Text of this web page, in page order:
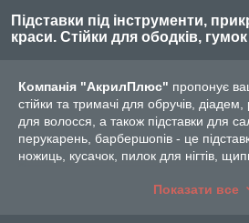
Підставки під інструменти,
краси. Стійки для ободків,
Компанія "АкрилПлюс" пропонує
стійки та тримачі для обручів,
для волосся, а також підставки для
перукарень, барбершопів - це
ножиць, кусачок, пилок для нігтів,
так і для декількох, від 5 до 10 шт.
Показати все